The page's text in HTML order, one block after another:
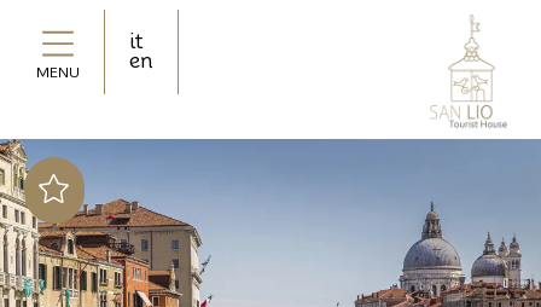
MENU
it
en
Upgrade gratuito in
base alla disponibilità
Offerta segreta! Fino
al 50% di sconto